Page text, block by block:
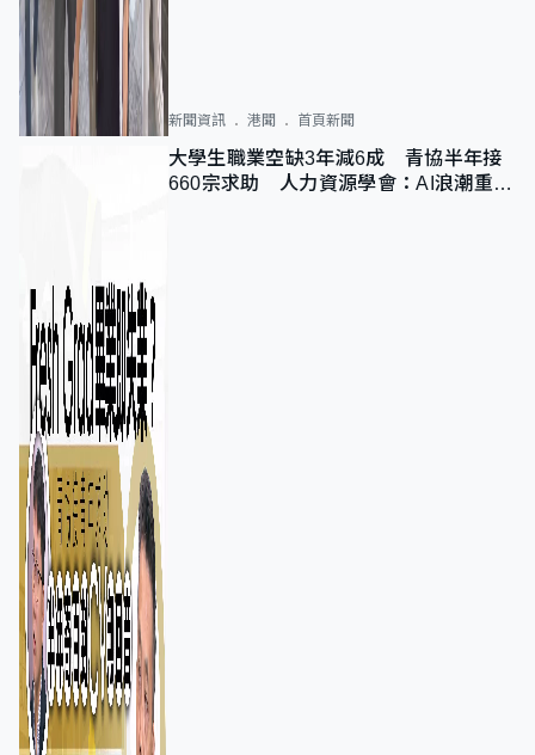
新聞資訊 港聞 首頁新聞
大學生職業空缺3年減6成 青協半年接
660宗求助 人力資源學會：AI浪潮重整